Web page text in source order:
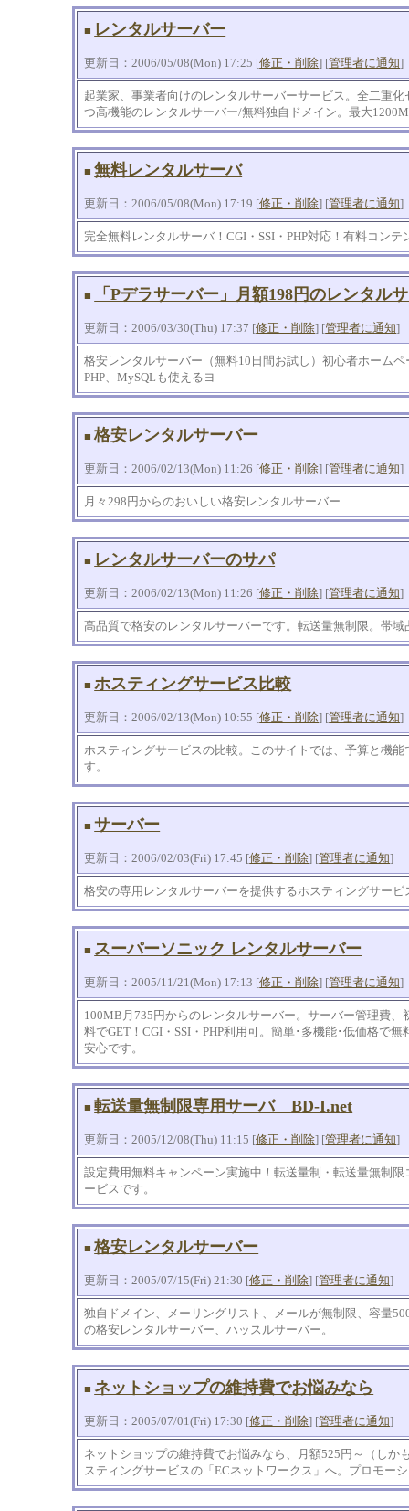
■ レンタルサーバー
更新日：2006/05/08(Mon) 17:25 [修正・削除] [管理者に通知]
起業家、事業者向けのレンタルサーバーサービス。全二重
つ高機能のレンタルサーバー/無料独自ドメイン。最大
■ 無料レンタルサーバ
更新日：2006/05/08(Mon) 17:19 [修正・削除] [管理者に通知]
完全無料レンタルサーバ！CGI・SSI・PHP対応！有料コンテ
■ 「Pデラサーバー」月額198円のレンタル
更新日：2006/03/30(Thu) 17:37 [修正・削除] [管理者に通知]
格安レンタルサーバー（無料10日間お試し）初心者ホーム
PHP、MySQLも使えるヨ
■ 格安レンタルサーバー
更新日：2006/02/13(Mon) 11:26 [修正・削除] [管理者に通知]
月々298円からのおいしい格安レンタルサーバー
■ レンタルサーバーのサパ
更新日：2006/02/13(Mon) 11:26 [修正・削除] [管理者に通知]
高品質で格安のレンタルサーバーです。転送量無制限。帯
■ ホスティングサービス比較
更新日：2006/02/13(Mon) 10:55 [修正・削除] [管理者に通知]
ホスティングサービスの比較。このサイトでは、予算と機
す。
■ サーバー
更新日：2006/02/03(Fri) 17:45 [修正・削除] [管理者に通知]
格安の専用レンタルサーバーを提供するホスティングサービ
■ スーパーソニック レンタルサーバー
更新日：2005/11/21(Mon) 17:13 [修正・削除] [管理者に通知]
100MB月735円からのレンタルサーバー。サーバー管理費
料でGET！CGI・SSI・PHP利用可。簡単･多機能･低価格で
安心です。
■ 転送量無制限専用サーバ BD-I.net
更新日：2005/12/08(Thu) 11:15 [修正・削除] [管理者に通知]
設定費用無料キャンペーン実施中！転送量制・転送量無制
ービスです。
■ 格安レンタルサーバー
更新日：2005/07/15(Fri) 21:30 [修正・削除] [管理者に通知]
独自ドメイン、メーリングリスト、メールが無制限、容量
の格安レンタルサーバー、ハッスルサーバー。
■ ネットショップの維持費でお悩みなら
更新日：2005/07/01(Fri) 17:30 [修正・削除] [管理者に通知]
ネットショップの維持費でお悩みなら、月額525円～（しか
スティングサービスの「ECネットワークス」へ。プロモー